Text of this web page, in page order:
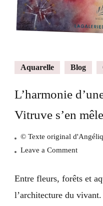
Aquarelle Blog
L’harmonie
Vitruve s’en
© Texte original
Leave a Commenton
d’une
Entre fleurs, forêts et
l’architecture du